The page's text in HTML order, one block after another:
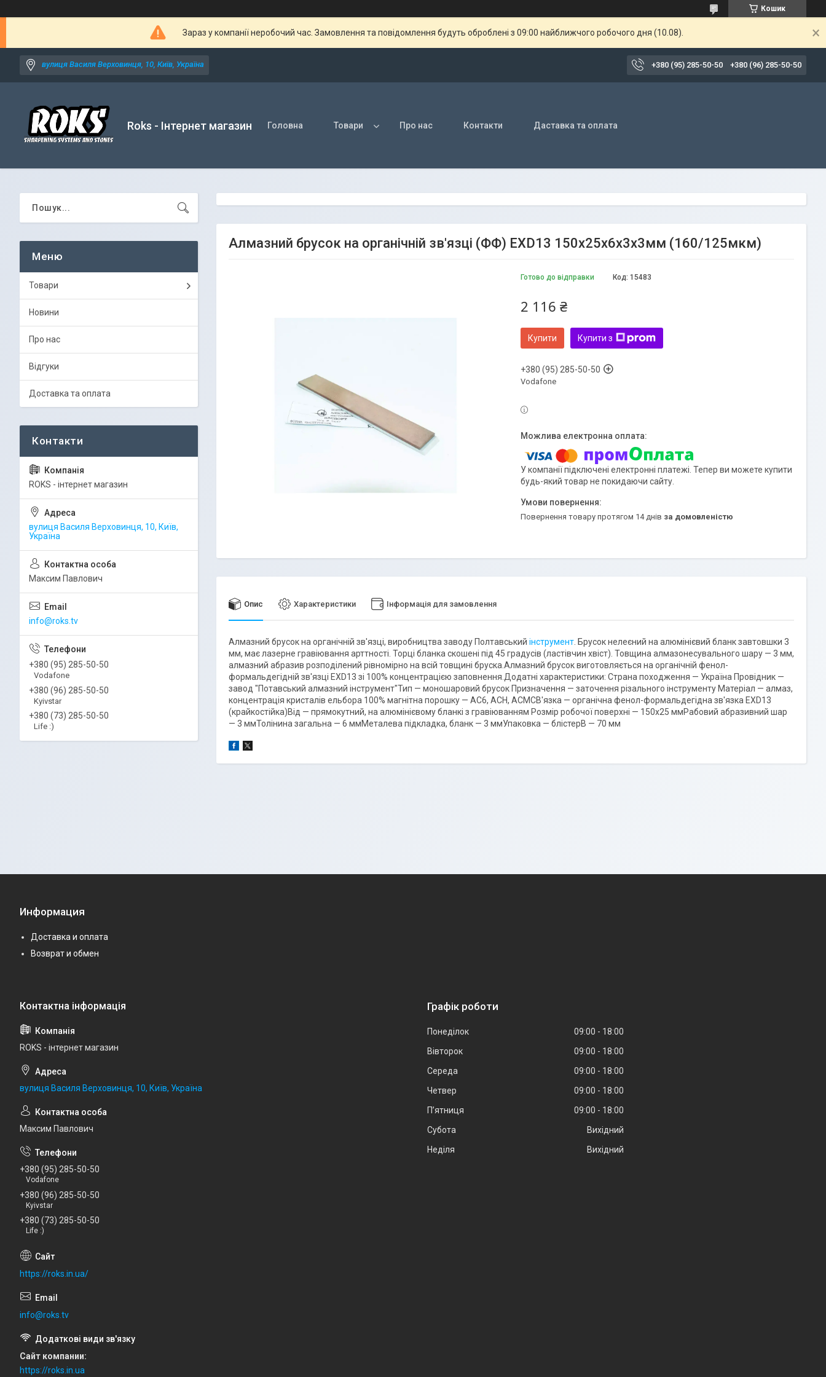
Кошик
Зараз у компанії неробочий час. Замовлення та повідомлення будуть оброблені з 09:00 найближчого робочого дня (10.08).
вулиця Василя Верховинця, 10, Київ, Україна +380 (95) 285-50-50 +380 (96) 285-50-50
Roks - Інтернет магазин Головна Товари Про нас Контакти Даставка та оплата
Алмазний брусок на органічній зв'язці (ФФ) EXD13 150х25х6х3х3мм (160/125мкм)
Готово до відправки Код: 15483
2 116 ₴
Купити Купити з
+380 (95) 285-50-50
Vodafone
У компанії підключені електронні платежі. Тепер ви можете купити
будь-який товар не покидаючи сайту.
повернення товару протягом 14 днів за домовленістю
Опис Характеристики Інформація для замовлення
Алмазний брусок на органічній зв'язці, виробництва заводу Полтавський інструмент . Брусок нелеєний на алюмінієвий бланк завтовшки 3
мм, має лазерне гравіювання арттності. Торці бланка скошені під 45 градусів (ластівчин хвіст). Товщина алмазонесувального шару — 3 мм,
алмазний абразив розподілений рівномірно на всій товщині бруска.Алмазний брусок виготовляється на органічній фенол-
формальдегідній зв'язці EXD13 зі 100% концентрацією заповнення.Додатні характеристики: Страна походження — Україна Провідник —
завод "Потавський алмазний інструмент"Тип — моношаровий брусок Призначення — заточення різального інструменту Матеріал — алмаз,
концентрація кристалів ельбора 100% магнітна порошку — АС6, АСН, АСМСВ'язка — органічна фенол-формальдегідна зв'язка EXD13
(крайкостійка)Від — прямокутний, на алюмінієвому бланкі з гравіюванням Розмір робочої поверхні — 150х25 ммРабовий абразивний шар
— 3 ммТолінина загальна — 6 ммМеталева підкладка, бланк — 3 ммУпаковка — блістерВ — 70 мм
Товари
Новини
Про нас
Відгуки
Доставка та оплата
ROKS - інтернет магазин
вулиця Василя Верховинця, 10, Київ,
Україна
Максим Павлович
info@roks.tv
+380 (95) 285-50-50
Vodafone
+380 (96) 285-50-50
Kyivstar
+380 (73) 285-50-50
Life :)
Информация
Доставка и оплата
Возврат и обмен
ROKS - інтернет магазин
вулиця Василя Верховинця, 10, Київ, Україна
Максим Павлович
+380 (95) 285-50-50
Vodafone
+380 (96) 285-50-50
Kyivstar
+380 (73) 285-50-50
Life :)
https://roks.in.ua/
info@roks.tv
Сайт компании
https://roks.in.ua
Графік роботи
Понеділок 09:00
18:00
Вівторок
09:00
18:00
Середа
09:00
18:00
Четвер
09:00
18:00
Пʼятниця
09:00
18:00
Субота
Вихідний
Неділя
Вихідний